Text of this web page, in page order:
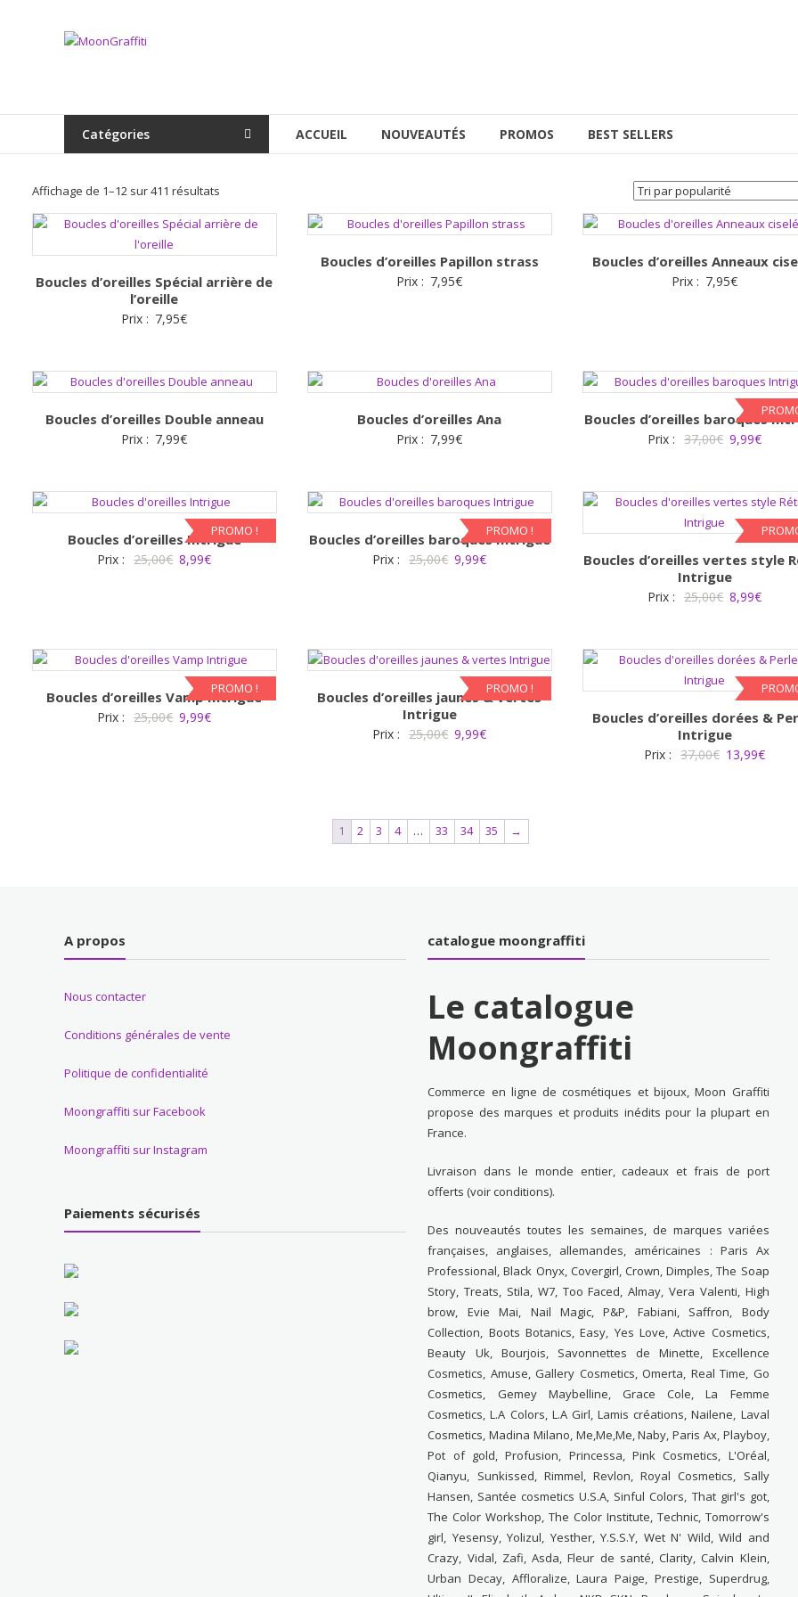
MoonGraffiti
Catégories ACCUEIL NOUVEAUTÉS PROMOS BEST SELLERS
Affichage de 1–12 sur 411 résultats
par
popularité
Boucles d’oreilles Spécial arrière de
l’oreille
Prix : 7,95€
Boucles d’oreilles Papillon strass
Prix : 7,95€
Boucles d’oreilles Anneaux
Prix : 7,95€
Boucles d’oreilles Double anneau
Prix : 7,99€
Boucles d’oreilles Ana
Prix : 7,99€
Boucles d’oreilles baroques
Prix : 37,00€ Le
était :
37,00€.
9,99€Le
est :
9,99€.
PROMO !
Boucles d’oreilles Intrigue
Prix : 25,00€ Le
25,00€.
8,99€Le
8,99€.
PROMO !
Boucles d’oreilles baroques Intrigue
Prix : 25,00€ Le
25,00€.
9,99€Le
9,99€.
Boucles d’oreilles vertes style
Intrigue
Prix : 25,00€ Le
était :
25,00€.
8,99€Le
est :
8,99€.
PROMO !
Boucles d’oreilles Vamp Intrigue
Prix : 25,00€ Le
9,99€Le
PROMO !
Boucles d’oreilles jaunes & vertes
Intrigue
Prix : 25,00€ Le
25,00€.
9,99€Le
9,99€.
Boucles d’oreilles dorées &
Intrigue
Prix : 37,00€ Le
13,99€Le
1 2 3 4 … 33 34 35 →
A propos
Nous contacter
Conditions générales de vente
Politique de confidentialité
Moongraffiti sur Facebook
Moongraffiti sur Instagram
Paiements sécurisés
catalogue moongraffiti
Le catalogue
Moongraffiti
Commerce en ligne de cosmétiques et bijoux, Moon Graffiti
propose des marques et produits inédits pour la plupart en
France.
Livraison dans le monde entier, cadeaux et frais de port
offerts (voir conditions).
Des nouveautés toutes les semaines, de marques variées
françaises, anglaises, allemandes, américaines : Paris Ax
Professional, Black Onyx, Covergirl, Crown, Dimples, The Soap
Story, Treats, Stila, W7, Too Faced, Almay, Vera Valenti, High
brow, Evie Mai, Nail Magic, P&P, Fabiani, Saffron, Body
Collection, Boots Botanics, Easy, Yes Love, Active Cosmetics,
Beauty Uk, Bourjois, Savonnettes de Minette, Excellence
Cosmetics, Amuse, Gallery Cosmetics, Omerta, Real Time, Go
Cosmetics, Gemey Maybelline, Grace Cole, La Femme
Cosmetics, L.A Colors, L.A Girl, Lamis créations, Nailene, Laval
Cosmetics, Madina Milano, Me,Me,Me, Naby, Paris Ax, Playboy,
Pot of gold, Profusion, Princessa, Pink Cosmetics, L'Oréal,
Qianyu, Sunkissed, Rimmel, Revlon, Royal Cosmetics, Sally
Hansen, Santée cosmetics U.S.A, Sinful Colors, That girl's got,
The Color Workshop, The Color Institute, Technic, Tomorrow's
girl, Yesensy, Yolizul, Yesther, Y.S.S.Y, Wet N' Wild, Wild and
Crazy, Vidal, Zafi, Asda, Fleur de santé, Clarity, Calvin Klein,
Urban Decay, Affloralize, Laura Paige, Prestige, Superdrug,